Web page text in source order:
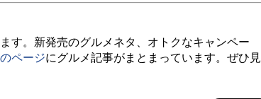
す。新発売のグルメネタ、オトクなキャンペー
ページにグルメ記事がまとまっています。ぜひ見